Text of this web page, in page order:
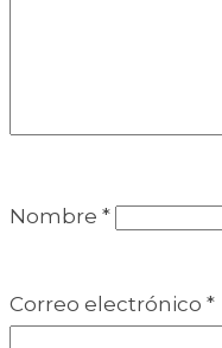
Nombre *
Correo electrónico *